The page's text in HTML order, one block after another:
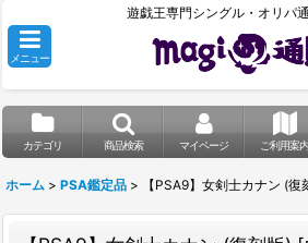
遊戯王専門シングル・オリパ
メニュー
カテゴリ 商品検索 マイページ ご利用案内
ホーム > PSA鑑定品 > 【PSA9】女剣士カナン (